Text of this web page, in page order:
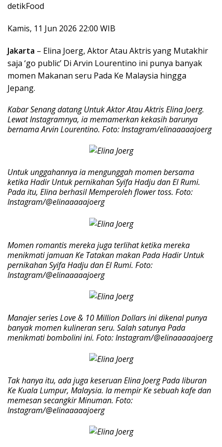
detikFood
Kamis, 11 Jun 2026 22:00 WIB
Jakarta – Elina Joerg, Aktor Atau Aktris yang Mutakhir
saja ‘go public’ Di Arvin Lourentino ini punya banyak
momen Makanan seru Pada Ke Malaysia hingga
Jepang.
Kabar Senang datang Untuk Aktor Atau Aktris Elina Joerg.
Lewat Instagramnya, ia memamerkan kekasih barunya
bernama Arvin Lourentino. Foto: Instagram/elinaaaaajoerg
Untuk unggahannya ia mengunggah momen bersama
ketika Hadir Untuk pernikahan Syifa Hadju dan El Rumi.
Pada itu, Elina berhasil Memperoleh flower toss. Foto:
Instagram/@elinaaaaajoerg
Momen romantis mereka juga terlihat ketika mereka
menikmati jamuan Ke Tatakan makan Pada Hadir Untuk
pernikahan Syifa Hadju dan El Rumi. Foto:
Instagram/@elinaaaaajoerg
Manajer series Love & 10 Million Dollars ini dikenal punya
banyak momen kulineran seru. Salah satunya Pada
menikmati bombolini ini. Foto: Instagram/@elinaaaaajoerg
Tak hanya itu, ada juga keseruan Elina Joerg Pada liburan
Ke Kuala Lumpur, Malaysia. Ia mempir Ke sebuah kafe dan
memesan secangkir Minuman. Foto:
Instagram/@elinaaaaajoerg